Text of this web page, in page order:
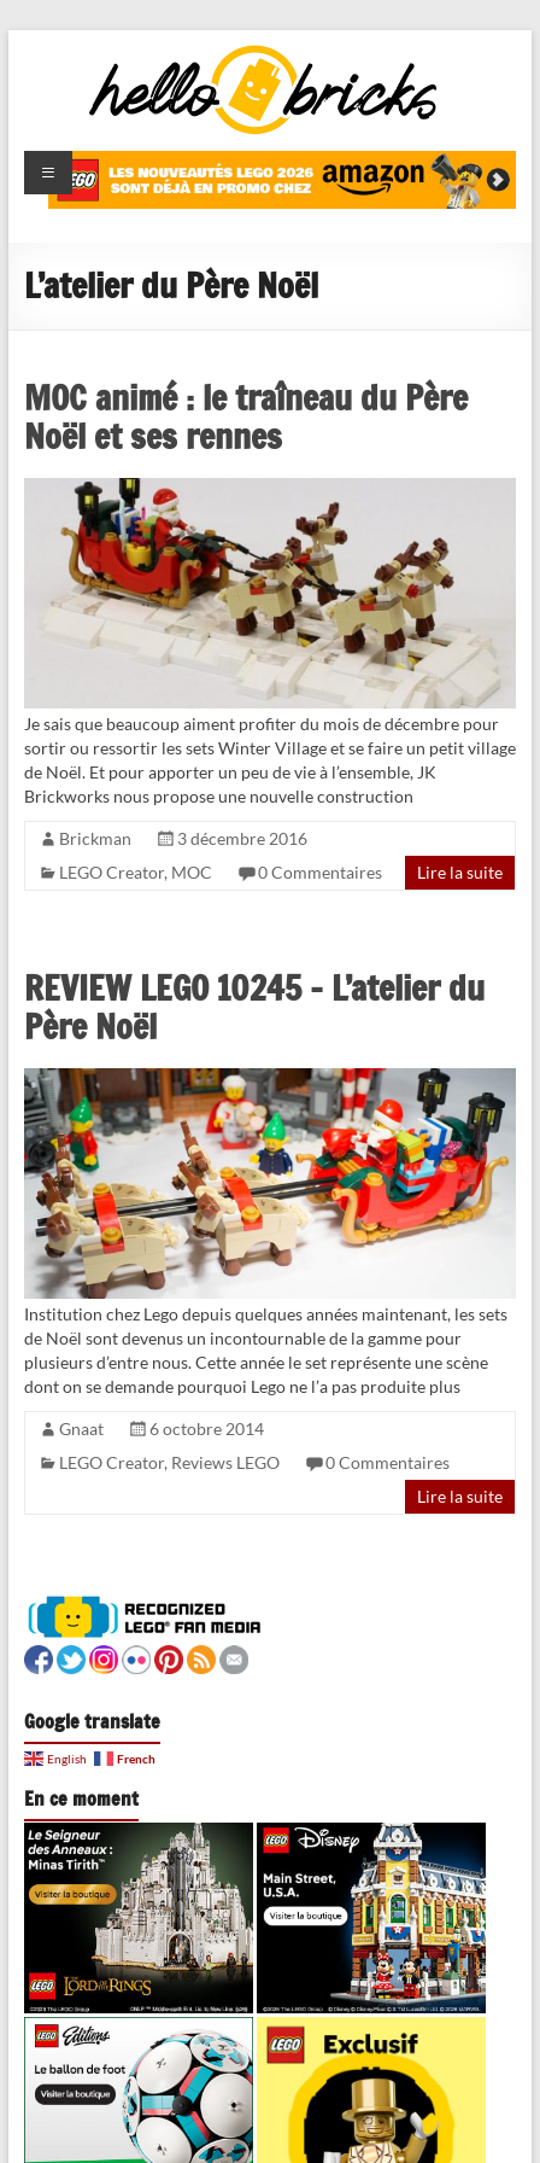
HelloBricks
Blog LEGO,
nouveaut�s
reviews
L’atelier du Père Noël
MOC animé : le traîneau du Père
Noël et ses rennes
Je sais que beaucoup aiment profiter du mois de décembre pour
sortir ou ressortir les sets Winter Village et se faire un petit village
de Noël. Et pour apporter un peu de vie à l’ensemble, JK
Brickworks nous propose une nouvelle construction
Brickman
3 décembre 2016
LEGO Creator, MOC 0 Commentaires Lire la suite
REVIEW LEGO 10245 – L’atelier du
Père Noël
Institution chez Lego depuis quelques années maintenant, les sets
de Noël sont devenus un incontournable de la gamme pour
plusieurs d’entre nous. Cette année le set représente une scène
dont on se demande pourquoi Lego ne l’a pas produite plus
Gnaat
6 octobre 2014
LEGO Creator, Reviews LEGO
0 Commentaires
Lire la suite
Google translate
English French
En ce moment